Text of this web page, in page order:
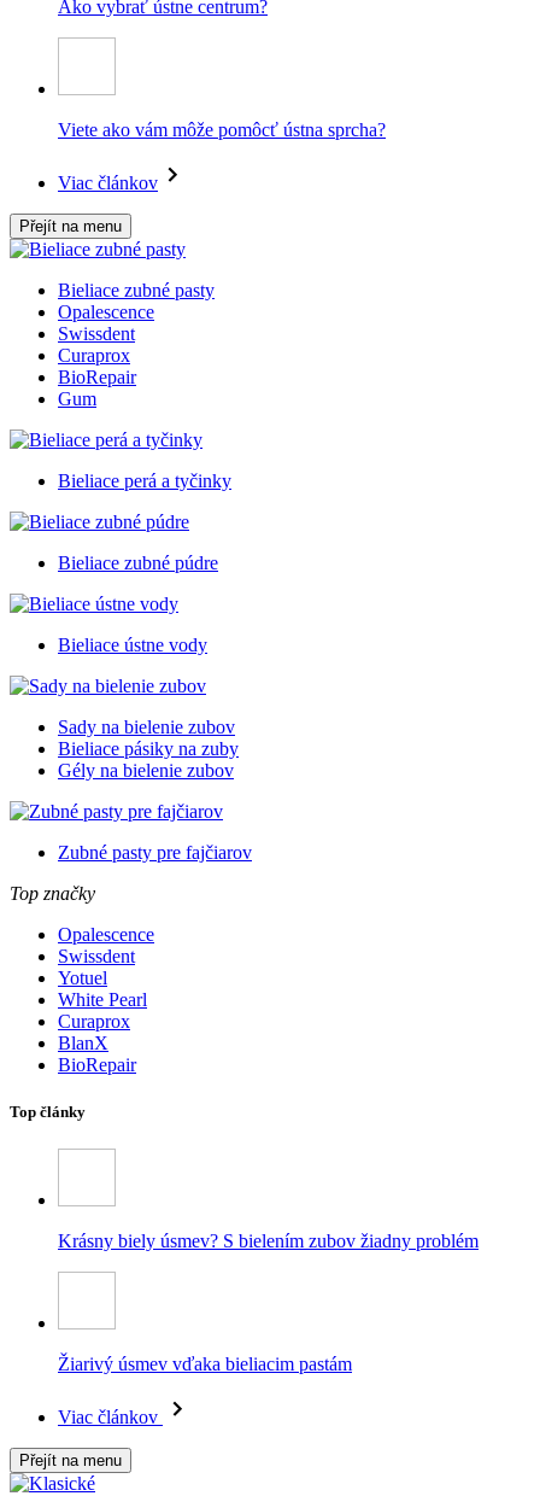
Ako vybrať ústne centrum?
Viete ako vám môže pomôcť ústna sprcha?
Viac článkov
Přejít na menu
Bieliace zubné pasty
Opalescence
Swissdent
Curaprox
BioRepair
Gum
Bieliace perá a tyčinky
Bieliace zubné púdre
Bieliace ústne vody
Sady na bielenie zubov
Bieliace pásiky na zuby
Gély na bielenie zubov
Zubné pasty pre fajčiarov
Top značky
Opalescence
Swissdent
Yotuel
White Pearl
Curaprox
BlanX
BioRepair
Top články
Krásny biely úsmev? S bielením zubov žiadny problém
Žiarivý úsmev vďaka bieliacim pastám
Viac článkov
Přejít na menu